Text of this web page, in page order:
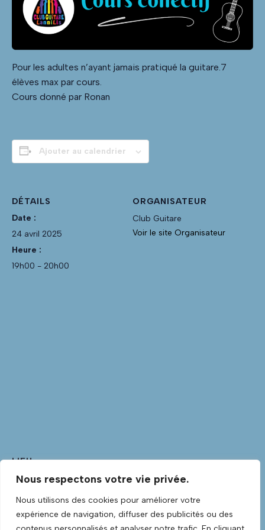
Nous respectons votre vie privée.
Nous utilisons des cookies pour améliorer votre
expérience de navigation, diffuser des publicités ou des
Pour les adultes n’ayant jamais pratiqué la guitare.7
élèves max par cours.
Cours donné par Ronan
Ajouter au calendrier
DÉTAILS
Date :
24 avril 2025
Heure :
19h00 - 20h00
ORGANISATEUR
Club Guitare
Voir le site Organisateur
LIEU
Club Guitare